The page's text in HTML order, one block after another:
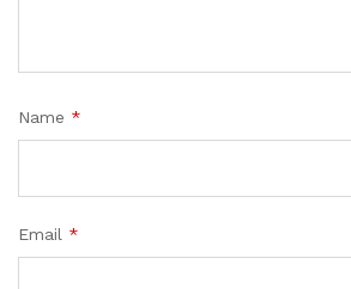
Name *
Email *